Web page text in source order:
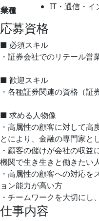
業種
IT・通信・イ
応募資格
■ 必須スキル
・証券会社でのリテール営
■ 歓迎スキル
・各種証券関連の資格（証
■ 求める人物像
・高属性の顧客に対して高
とにより、金融の専門家と
・顧客の儲けが会社の収
機関で生き生きと働きたい
・高属性の顧客への対応
ョン能力が高い方
・チームワークを大切に
仕事内容